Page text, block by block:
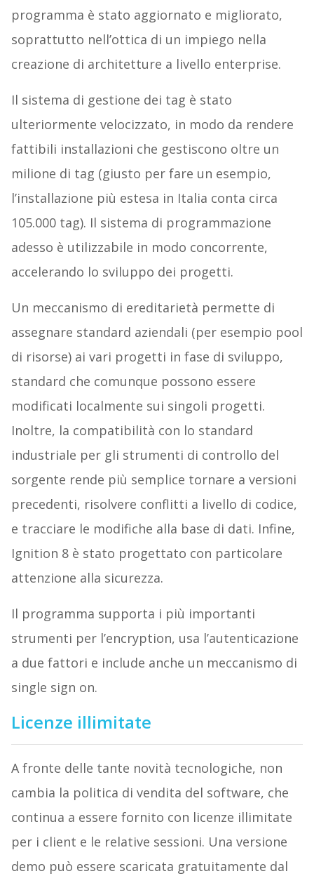
programma è stato aggiornato e migliorato,
soprattutto nell’ottica di un impiego nella
creazione di architetture a livello enterprise.
Il sistema di gestione dei tag è stato
ulteriormente velocizzato, in modo da rendere
fattibili installazioni che gestiscono oltre un
milione di tag (giusto per fare un esempio,
l’installazione più estesa in Italia conta circa
105.000 tag). Il sistema di programmazione
adesso è utilizzabile in modo concorrente,
accelerando lo sviluppo dei progetti.
Un meccanismo di ereditarietà permette di
assegnare standard aziendali (per esempio pool
di risorse) ai vari progetti in fase di sviluppo,
standard che comunque possono essere
modificati localmente sui singoli progetti.
Inoltre, la compatibilità con lo standard
industriale per gli strumenti di controllo del
sorgente rende più semplice tornare a versioni
precedenti, risolvere conflitti a livello di codice,
e tracciare le modifiche alla base di dati. Infine,
Ignition 8 è stato progettato con particolare
attenzione alla sicurezza.
Il programma supporta i più importanti
strumenti per l’encryption, usa l’autenticazione
a due fattori e include anche un meccanismo di
single sign on.
Licenze illimitate
A fronte delle tante novità tecnologiche, non
cambia la politica di vendita del software, che
continua a essere fornito con licenze illimitate
per i client e le relative sessioni. Una versione
demo può essere scaricata gratuitamente dal